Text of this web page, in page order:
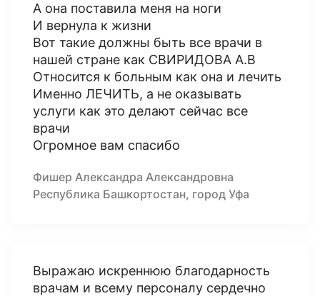
А она поставила меня на ноги
И вернула к жизни
Вот такие должны быть все врачи в
нашей стране как СВИРИДОВА А.В
Относится к больным как она и лечить
Именно ЛЕЧИТЬ, а не оказывать
услуги как это делают сейчас все
врачи
Огромное вам спасибо
Фишер Александра Александровна
Республика Башкортостан, город Уфа
Выражаю искреннюю благодарность
врачам и всему персоналу сердечно